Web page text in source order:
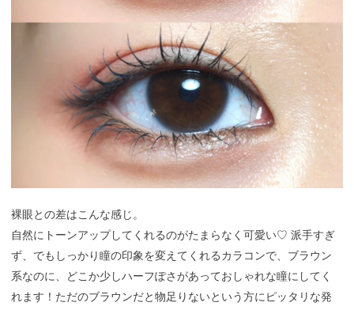
裸眼との差はこんな感じ。
自然にトーンアップしてくれるのがたまらなく可愛い♡ 派手すぎ
ず、でもしっかり瞳の印象を変えてくれるカラコンで、ブラウン
系なのに、どこか少しハーフぽさがあっておしゃれな瞳にしてく
れます！ただのブラウンだと物足りないという方にピッタリな発